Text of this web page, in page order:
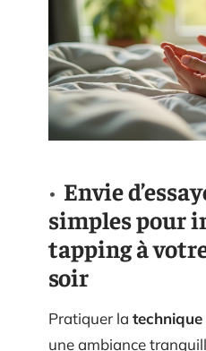
Envie
simples pour
tapping à
soir
Pratiquer la
une ambiance